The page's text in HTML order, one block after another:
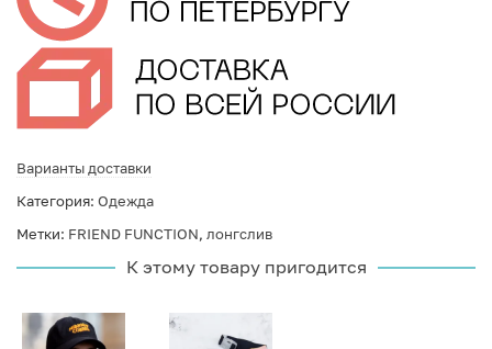
Варианты доставки
Категория: Одежда
Метки: FRIEND FUNCTION, лонгслив
К этому товару пригодится